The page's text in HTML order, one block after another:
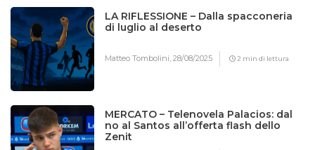
LA RIFLESSIONE – Dalla spacconeria
di luglio al deserto
Matteo Tombolini,28/08/2025 2 min di lettura
MERCATO – Telenovela Palacios: dal
no al Santos all’offerta flash dello
Zenit